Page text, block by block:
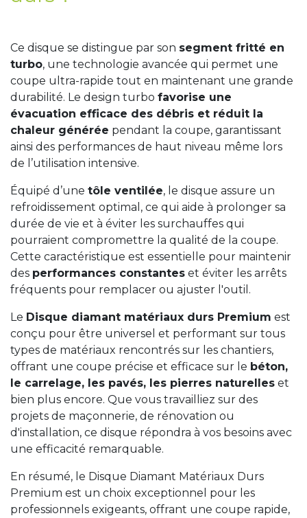
Ce disque se distingue par son segment fritté en
turbo, une technologie avancée qui permet une
coupe ultra-rapide tout en maintenant une grande
durabilité. Le design turbo favorise une
évacuation efficace des débris et réduit la
chaleur générée pendant la coupe, garantissant
ainsi des performances de haut niveau même lors
de l’utilisation intensive.
Équipé d’une tôle ventilée, le disque assure un
refroidissement optimal, ce qui aide à prolonger sa
durée de vie et à éviter les surchauffes qui
pourraient compromettre la qualité de la coupe.
Cette caractéristique est essentielle pour maintenir
des performances constantes et éviter les arrêts
fréquents pour remplacer ou ajuster l'outil.
Le Disque diamant matériaux durs Premium est
conçu pour être universel et performant sur tous
types de matériaux rencontrés sur les chantiers,
offrant une coupe précise et efficace sur le béton,
le carrelage, les pavés, les pierres naturelles et
bien plus encore. Que vous travailliez sur des
projets de maçonnerie, de rénovation ou
d'installation, ce disque répondra à vos besoins avec
une efficacité remarquable.
En résumé, le Disque Diamant Matériaux Durs
Premium est un choix exceptionnel pour les
professionnels exigeants, offrant une coupe rapide,